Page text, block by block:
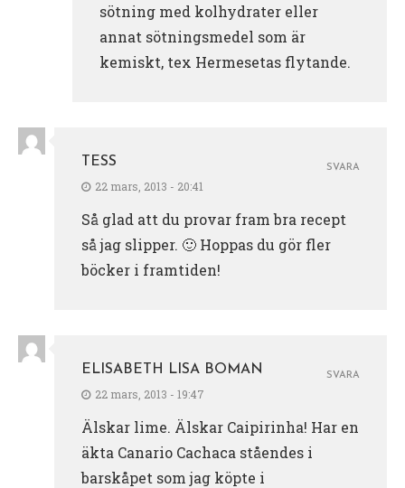
sötning med kolhydrater eller
annat sötningsmedel som är
kemiskt, tex Hermesetas flytande.
TESS
22 mars, 2013 - 20:41
Så glad att du provar fram bra recept
så jag slipper. 🙂 Hoppas du gör fler
böcker i framtiden!
SVARA
ELISABETH LISA BOMAN
22 mars, 2013 - 19:47
Älskar lime. Älskar Caipirinha! Har en
äkta Canario Cachaca ståendes i
barskåpet som jag köpte i
SVARA